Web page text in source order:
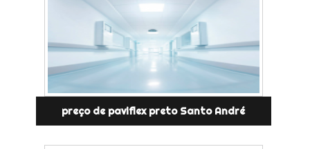
preço de paviflex preto Santo André